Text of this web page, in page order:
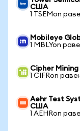
США
1 TSEMon
Mobileye
1 MBLYon
Cipher
1 CIFRon
Aehr Test
США
1 AEHRon